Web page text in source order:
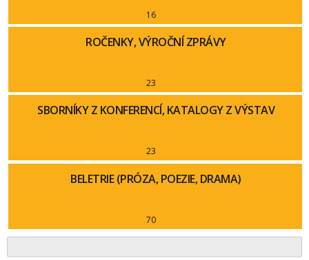
16
ROČENKY, VÝROČNÍ ZPRÁVY
23
SBORNÍKY Z KONFERENCÍ, KATALOGY Z VÝSTAV
23
BELETRIE (PRÓZA, POEZIE, DRAMA)
70